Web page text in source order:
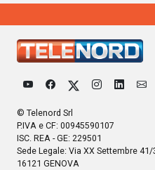
© Telenord Srl
P.IVA e CF: 00945590107
ISC. REA - GE: 229501
Sede Legale: Via XX Settembre 41/
16121 GENOVA